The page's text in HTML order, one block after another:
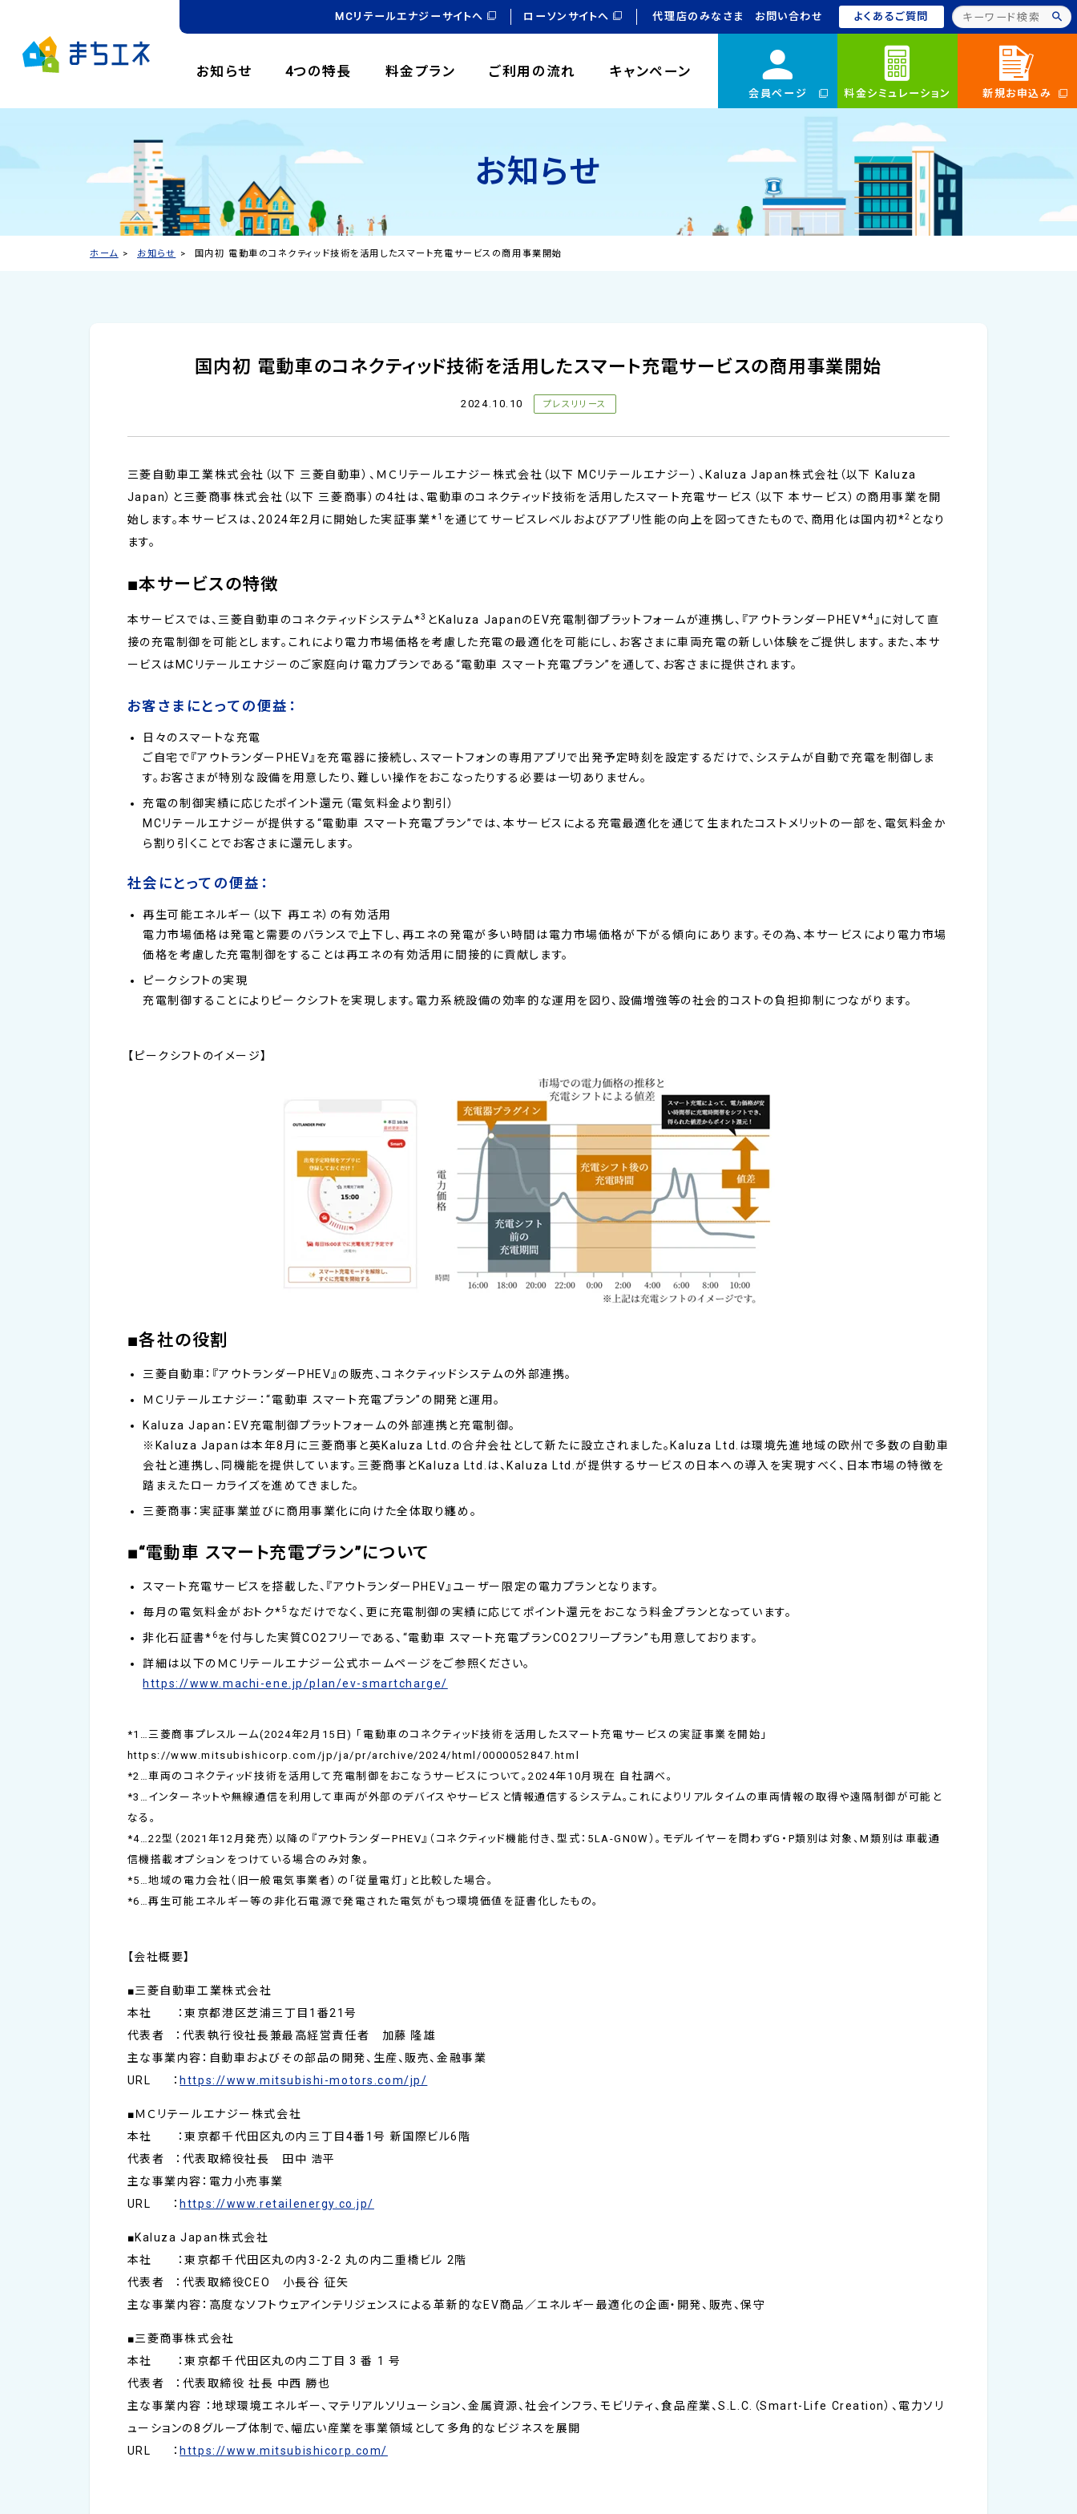
会員ページ 料金シミュレーション 新規お申込み
お知らせ 4つの特長 料金プラン ご利用の流れ キャンペーン
MCリテールエナジーサイトへ ローソンサイトへ 代理店のみなさま お問い合わせ よくあるご質問
お知らせ
ホーム お知らせ 国内初 電動車のコネクティッド技術を活用したスマート充電サービスの商用事業開始
国内初 電動車のコネクティッド技術を活用したスマート充電サービスの商用事業開始
2024.10.10 プレスリリース
三菱自動車工業株式会社（以下 三菱自動車）、ＭＣリテールエナジー株式会社（以下 MCリテールエナジー）、Kaluza Japan株式会社（以下 Kaluza
Japan）と三菱商事株式会社（以下 三菱商事）の4社は、電動車のコネクティッド技術を活用したスマート充電サービス（以下 本サービス）の商用事業を開
始します。本サービスは、2024年2月に開始した実証事業*1 を通じてサービスレベルおよびアプリ性能の向上を図ってきたもので、商用化は国内初*2 となり
ます。
■本サービスの特徴
本サービスでは、三菱自動車のコネクティッドシステム*3 とKaluza JapanのEV充電制御プラットフォームが連携し、『アウトランダーPHEV*4』に対して直
接の充電制御を可能とします。これにより電力市場価格を考慮した充電の最適化を可能にし、お客さまに車両充電の新しい体験をご提供します。また、本サ
ービスはMCリテールエナジーのご家庭向け電力プランである“電動車 スマート充電プラン”を通して、お客さまに提供されます。
お客さまにとっての便益：
日々のスマートな充電
ご自宅で『アウトランダーPHEV』を充電器に接続し、スマートフォンの専用アプリで出発予定時刻を設定するだけで、システムが自動で充電を制御しま
す。お客さまが特別な設備を用意したり、難しい操作をおこなったりする必要は一切ありません。
充電の制御実績に応じたポイント還元（電気料金より割引）
MCリテールエナジーが提供する“電動車 スマート充電プラン”では、本サービスによる充電最適化を通じて生まれたコストメリットの一部を、電気料金か
ら割り引くことでお客さまに還元します。
社会にとっての便益：
再生可能エネルギー（以下 再エネ）の有効活用
電力市場価格は発電と需要のバランスで上下し、再エネの発電が多い時間は電力市場価格が下がる傾向にあります。その為、本サービスにより電力市場
価格を考慮した充電制御をすることは再エネの有効活用に間接的に貢献します。
ピークシフトの実現
充電制御することによりピークシフトを実現します。電力系統設備の効率的な運用を図り、設備増強等の社会的コストの負担抑制につながります。
【ピークシフトのイメージ】
■各社の役割
三菱自動車：『アウトランダーPHEV』の販売、コネクティッドシステムの外部連携。
ＭＣリテールエナジー：“電動車 スマート充電プラン”の開発と運用。
Kaluza Japan：EV充電制御プラットフォームの外部連携と充電制御。
※Kaluza Japanは本年8月に三菱商事と英Kaluza Ltd.の合弁会社として新たに設立されました。Kaluza Ltd.は環境先進地域の欧州で多数の自動車
会社と連携し、同機能を提供しています。三菱商事とKaluza Ltd.は、Kaluza Ltd.が提供するサービスの日本への導入を実現すべく、日本市場の特徴を
踏まえたローカライズを進めてきました。
三菱商事：実証事業並びに商用事業化に向けた全体取り纏め。
■“電動車 スマート充電プラン”について
スマート充電サービスを搭載した、『アウトランダーPHEV』ユーザー限定の電力プランとなります。
毎月の電気料金がおトク*5 なだけでなく、更に充電制御の実績に応じてポイント還元をおこなう料金プランとなっています。
非化石証書* 6を付与した実質CO2フリーである、“電動車 スマート充電プランCO2フリープラン”も用意しております。
詳細は以下のＭＣリテールエナジー公式ホームページをご参照ください。
https://www.machi-ene.jp/plan/ev-smartcharge/
*1…三菱商事プレスルーム(2024年2月15日) 「電動車のコネクティッド技術を活用したスマート充電サービスの実証事業を開始」
https://www.mitsubishicorp.com/jp/ja/pr/archive/2024/html/0000052847.html
*2…車両のコネクティッド技術を活用して充電制御をおこなうサービスについて。2024年10月現在 自社調べ。
*3…インターネットや無線通信を利用して車両が外部のデバイスやサービスと情報通信するシステム。これによりリアルタイムの車両情報の取得や遠隔制御が可能と
なる。
*4…22型（2021年12月発売）以降の『アウトランダーPHEV』（コネクティッド機能付き、型式：5LA-GN0W）。モデルイヤーを問わずG・P類別は対象、M類別は車載通
信機搭載オプションをつけている場合のみ対象。
*5…地域の電力会社（旧一般電気事業者）の「従量電灯」と比較した場合。
*6…再生可能エネルギー等の非化石電源で発電された電気がもつ環境価値を証書化したもの。
【会社概要】
■三菱自動車工業株式会社
本社 ：東京都港区芝浦三丁目1番21号
代表者 ：代表執行役社長兼最高経営責任者 加藤 隆雄
主な事業内容：自動車およびその部品の開発、生産、販売、金融事業
URL ： https://www.mitsubishi-motors.com/jp/
■ＭＣリテールエナジー株式会社
本社 ：東京都千代田区丸の内三丁目4番1号 新国際ビル6階
代表者 ：代表取締役社長 田中 浩平
主な事業内容：電力小売事業
URL ： https://www.retailenergy.co.jp/
■Kaluza Japan株式会社
本社 ：東京都千代田区丸の内3-2-2 丸の内二重橋ビル 2階
代表者 ：代表取締役CEO 小長谷 征矢
主な事業内容：高度なソフトウェアインテリジェンスによる革新的なEV商品／エネルギー最適化の企画・開発、販売、保守
■三菱商事株式会社
本社 ：東京都千代田区丸の内二丁目 3 番 1 号
代表者 ：代表取締役 社長 中西 勝也
主な事業内容 ：地球環境エネルギー、マテリアルソリューション、金属資源、社会インフラ、モビリティ、食品産業、S.L.C.（Smart-Life Creation）、電力ソリ
ューションの8グループ体制で、幅広い産業を事業領域として多角的なビジネスを展開
URL ： https://www.mitsubishicorp.com/